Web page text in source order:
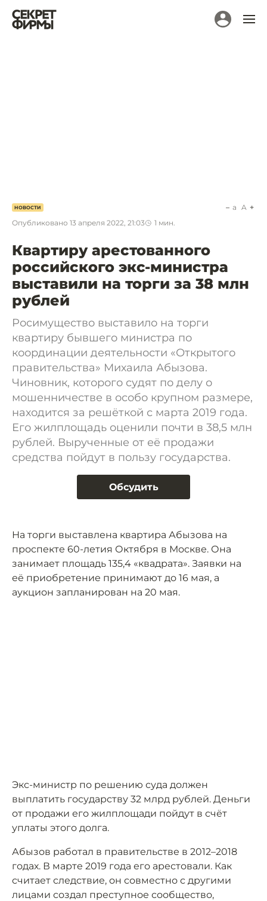
НОВОСТИ
Опубликовано 13 апреля 2022, 21:03 1 мин.
a A
Квартиру арестованного
российского экс-министра
выставили на торги за 38 млн
рублей
Росимущество выставило на торги
квартиру бывшего министра по
координации деятельности «Открытого
правительства» Михаила Абызова.
Чиновник, которого судят по делу о
мошенничестве в особо крупном размере,
находится за решёткой с марта 2019 года.
Его жилплощадь оценили почти в 38,5 млн
рублей. Вырученные от её продажи
средства пойдут в пользу государства.
Обсудить
На торги выставлена квартира Абызова на
проспекте 60-летия Октября в Москве. Она
занимает площадь 135,4 «квадрата». Заявки на
её приобретение принимают до 16 мая, а
аукцион запланирован на 20 мая.
Экс-министр по решению суда должен
выплатить государству 32 млрд рублей. Деньги
от продажи его жилплощади пойдут в счёт
уплаты этого долга.
Абызов работал в правительстве в 2012–2018
годах. В марте 2019 года его арестовали. Как
считает следствие, он совместно с другими
лицами создал преступное сообщество,